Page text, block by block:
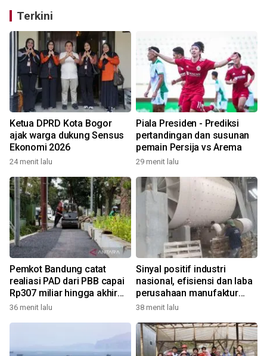
Terkini
Ketua DPRD Kota Bogor
ajak warga dukung Sensus
Ekonomi 2026
24 menit lalu
Piala Presiden - Prediksi
pertandingan dan susunan
pemain Persija vs Arema
29 menit lalu
Pemkot Bandung catat
realiasi PAD dari PBB capai
Rp307 miliar hingga akhir
Juli 2026
36 menit lalu
Sinyal positif industri
nasional, efisiensi dan laba
perusahaan manufaktur
kian menguat
38 menit lalu